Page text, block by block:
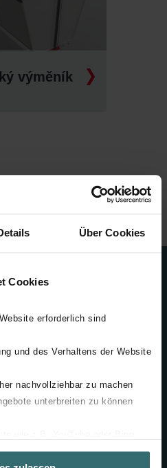
Über Cookies
Cookies
erforderlich sind
und des Verhaltens der Website
nachvollziehbar zu machen
unterbreiten zu können
výměník
Rozšíření systému
s.r.o.